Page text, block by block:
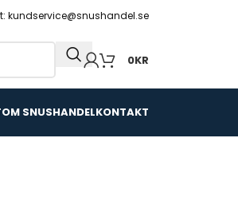
kundservice@snushandel.se
0KR
OM SNUSHANDELKONTAKT